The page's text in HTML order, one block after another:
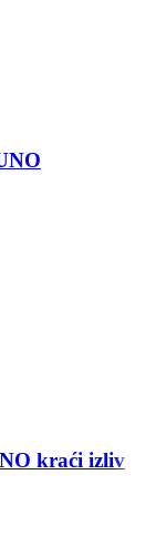
kraći izliv